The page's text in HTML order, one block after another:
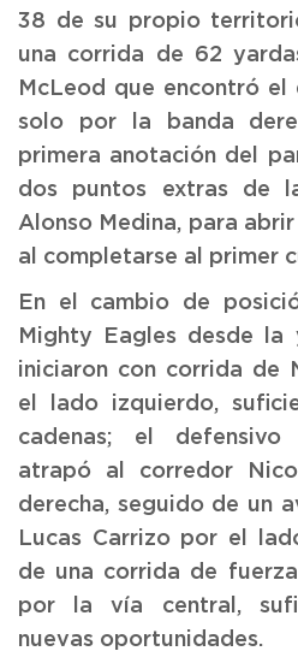
38 de su propio
una corrida de 62
McLeod que encontró el
solo por la banda
primera anotación del
dos puntos extras de
Alonso Medina, para
al completarse al primer
En el cambio de
Mighty Eagles desde
iniciaron con corrida de
el lado izquierdo,
cadenas; el defensivo
atrapó al corredor
derecha, seguido de un
Lucas Carrizo por el
de una corrida de
por la vía central,
nuevas oportunidades.